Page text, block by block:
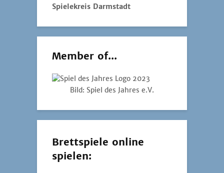
Spielekreis Darmstadt
Member of...
Bild: Spiel des Jahres e.V.
Brettspiele online
spielen: